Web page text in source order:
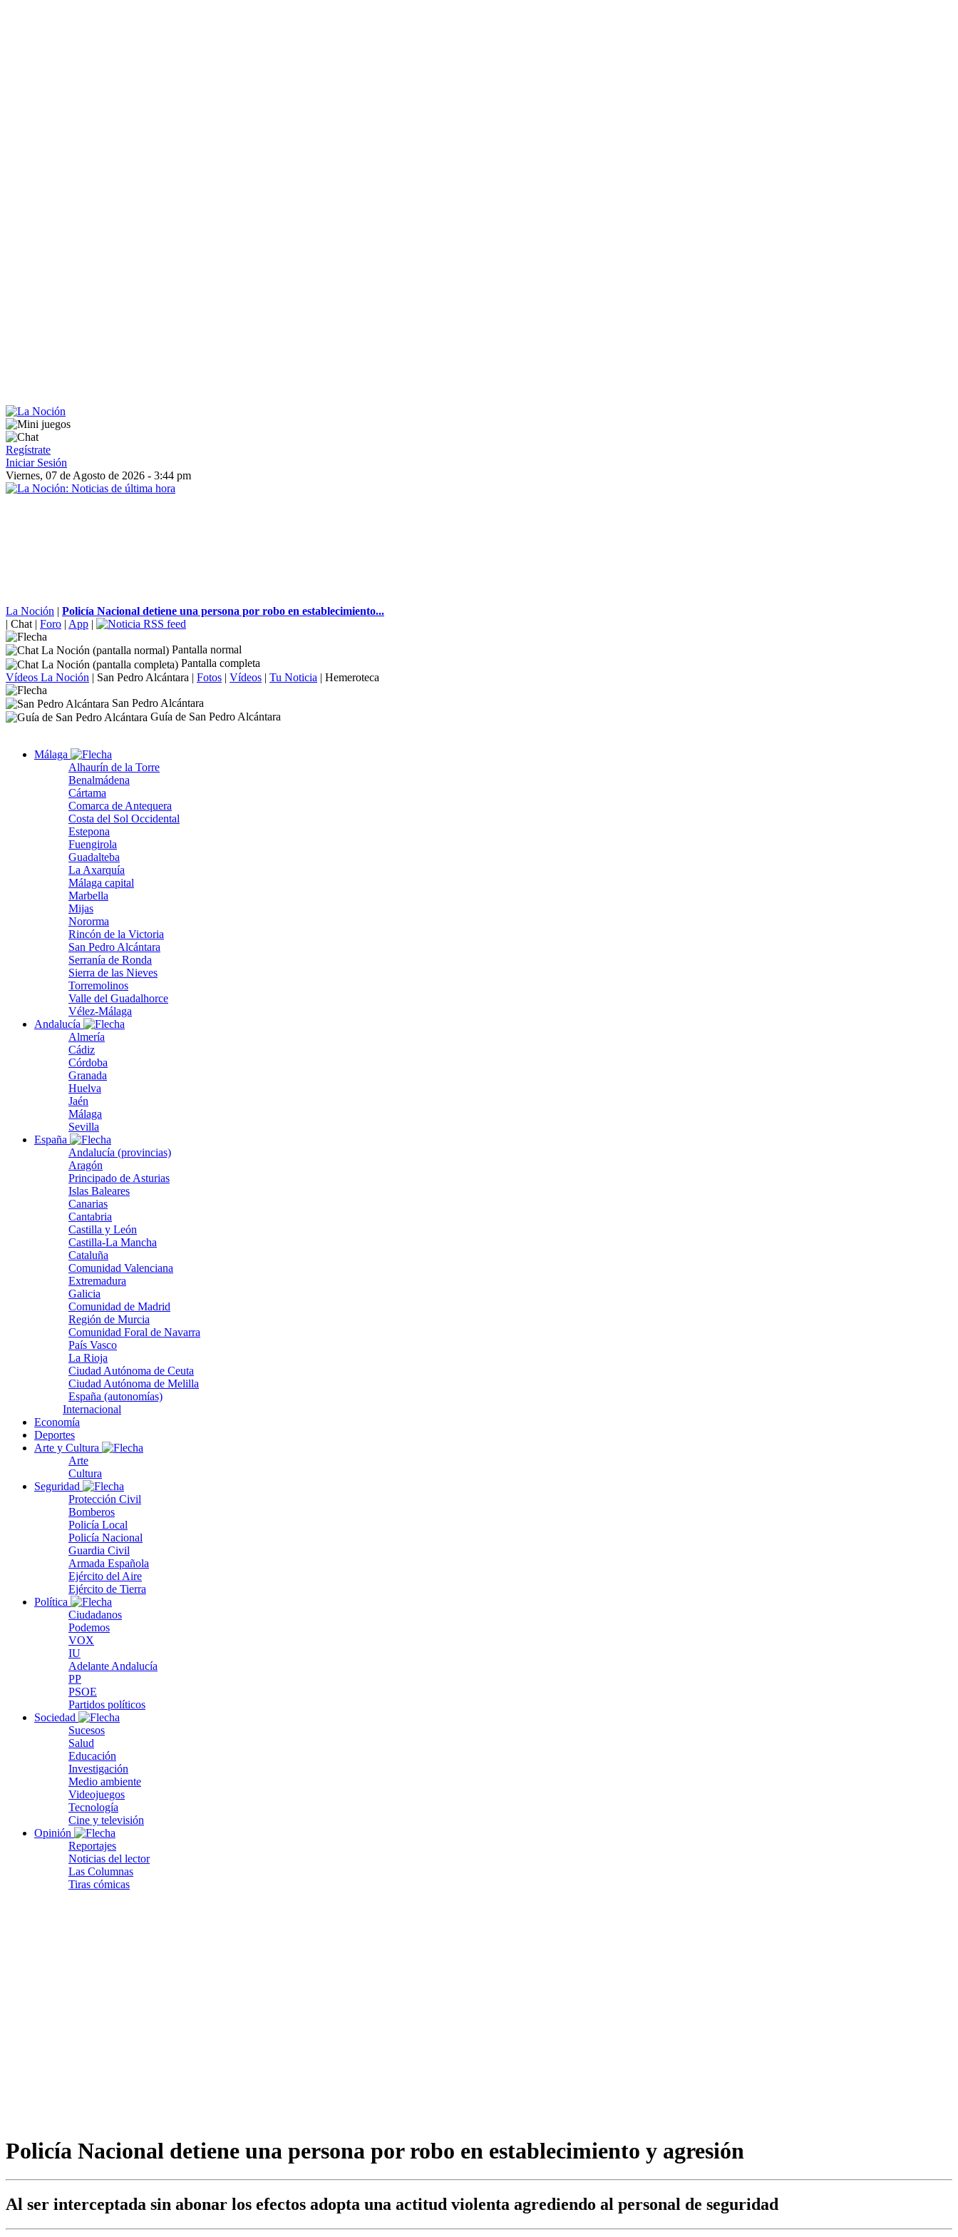
Regístrate
Iniciar Sesión
Viernes, 07 de Agosto de 2026 - 3:44 pm
La Noción | Policía Nacional detiene una persona por robo en establecimiento...
| Chat | Foro | App |
Pantalla normal
Pantalla completa
Vídeos La Noción | San Pedro Alcántara | Fotos | Vídeos | Tu Noticia | Hemeroteca
San Pedro Alcántara
Guía de San Pedro Alcántara
Málaga
Alhaurín de la Torre
Benalmádena
Cártama
Comarca de Antequera
Costa del Sol Occidental
Estepona
Fuengirola
Guadalteba
La Axarquía
Málaga capital
Marbella
Mijas
Nororma
Rincón de la Victoria
San Pedro Alcántara
Serranía de Ronda
Sierra de las Nieves
Torremolinos
Valle del Guadalhorce
Vélez-Málaga
Andalucía
Almería
Cádiz
Córdoba
Granada
Huelva
Jaén
Málaga
Sevilla
España
Andalucía (provincias)
Aragón
Principado de Asturias
Islas Baleares
Canarias
Cantabria
Castilla y León
Castilla-La Mancha
Cataluña
Comunidad Valenciana
Extremadura
Galicia
Comunidad de Madrid
Región de Murcia
Comunidad Foral de Navarra
País Vasco
La Rioja
Ciudad Autónoma de Ceuta
Ciudad Autónoma de Melilla
España (autonomías)
Internacional
Economía
Deportes
Arte y Cultura
Arte
Cultura
Seguridad
Protección Civil
Bomberos
Policía Local
Policía Nacional
Guardia Civil
Armada Española
Ejército del Aire
Ejército de Tierra
Política
Ciudadanos
Podemos
VOX
IU
Adelante Andalucía
PP
PSOE
Partidos políticos
Sociedad
Sucesos
Salud
Educación
Investigación
Medio ambiente
Videojuegos
Tecnología
Cine y televisión
Opinión
Reportajes
Noticias del lector
Las Columnas
Tiras cómicas
Policía Nacional detiene una persona por robo en establecimiento y agresión
Al ser interceptada sin abonar los efectos adopta una actitud violenta agrediendo al personal de seguridad